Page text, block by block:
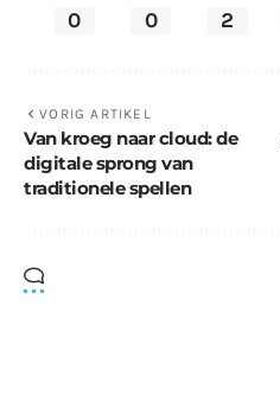
0 0 2
VORIG ARTIKEL
Van kroeg naar cloud: de
digitale sprong van
traditionele spellen